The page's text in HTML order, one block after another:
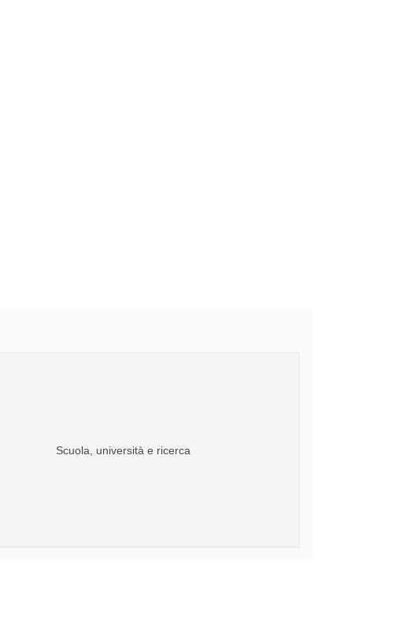
Scuola, università e ricerca